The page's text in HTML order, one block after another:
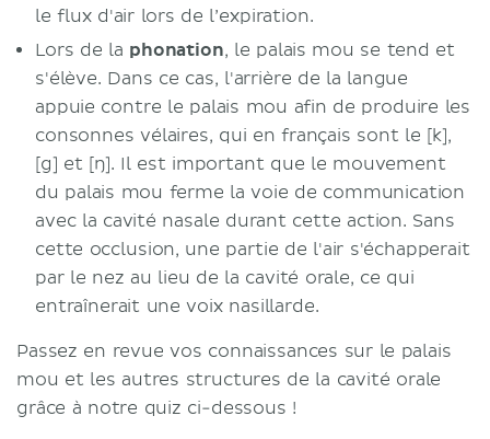
le flux d'air lors de l’expiration.
Lors de la phonation, le palais mou se tend et
s'élève. Dans ce cas, l'arrière de la langue
appuie contre le palais mou afin de produire les
consonnes vélaires, qui en français sont le [k],
[g] et [ŋ]. Il est important que le mouvement
du palais mou ferme la voie de communication
avec la cavité nasale durant cette action. Sans
cette occlusion, une partie de l'air s'échapperait
par le nez au lieu de la cavité orale, ce qui
entraînerait une voix nasillarde.
Passez en revue vos connaissances sur le palais
mou et les autres structures de la cavité orale
grâce à notre quiz ci-dessous !